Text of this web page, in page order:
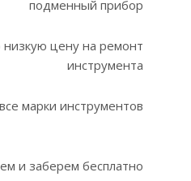
подменный прибор
цену на ремонт
инструмента
марки инструментов
и заберем бесплатно